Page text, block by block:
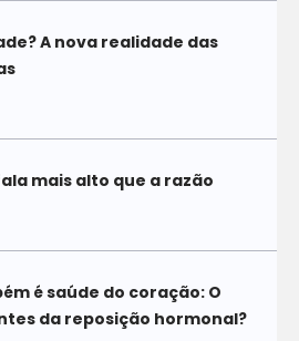
A nova realidade das
mais alto que a razão
é saúde do coração: O
da reposição hormonal?